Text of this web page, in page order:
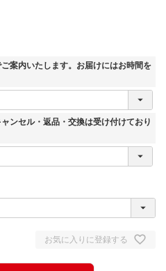
案内いたします。お届けにはお時間を
ンセル・返品・交換は受け付けており
お気に入りに登録する